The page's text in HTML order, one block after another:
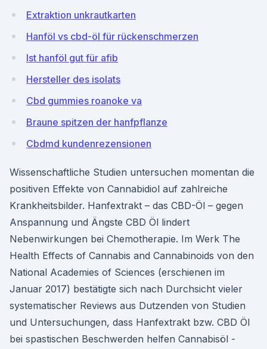
Extraktion unkrautkarten
Hanföl vs cbd-öl für rückenschmerzen
Ist hanföl gut für afib
Hersteller des isolats
Cbd gummies roanoke va
Braune spitzen der hanfpflanze
Cbdmd kundenrezensionen
Wissenschaftliche Studien untersuchen momentan die
positiven Effekte von Cannabidiol auf zahlreiche
Krankheitsbilder. Hanfextrakt – das CBD-Öl – gegen
Anspannung und Ängste CBD Öl lindert
Nebenwirkungen bei Chemotherapie. Im Werk The
Health Effects of Cannabis and Cannabinoids von den
National Academies of Sciences (erschienen im
Januar 2017) bestätigte sich nach Durchsicht vieler
systematischer Reviews aus Dutzenden von Studien
und Untersuchungen, dass Hanfextrakt bzw. CBD Öl
bei spastischen Beschwerden helfen Cannabisöl -